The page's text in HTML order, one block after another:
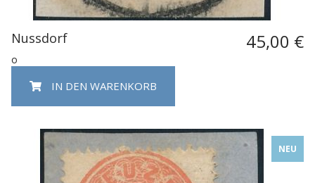
Nussdorf 45,00 €
o
IN DEN WARENKORB
NEU